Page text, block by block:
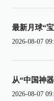
最新月球“
2026-08-07
从“中国神
2026-08-07